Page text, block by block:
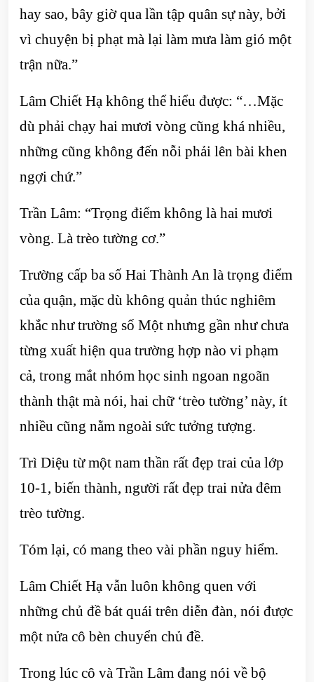
hay sao, bây giờ qua lần tập quân sự này, bởi
vì chuyện bị phạt mà lại làm mưa làm gió một
trận nữa.”
Lâm Chiết Hạ không thể hiểu được: “…Mặc
dù phải chạy hai mươi vòng cũng khá nhiều,
những cũng không đến nỗi phải lên bài khen
ngợi chứ.”
Trần Lâm: “Trọng điểm không là hai mươi
vòng. Là trèo tường cơ.”
Trường cấp ba số Hai Thành An là trọng điểm
của quận, mặc dù không quản thúc nghiêm
khắc như trường số Một nhưng gần như chưa
từng xuất hiện qua trường hợp nào vi phạm
cả, trong mắt nhóm học sinh ngoan ngoãn
thành thật mà nói, hai chữ ‘trèo tường’ này, ít
nhiều cũng nằm ngoài sức tưởng tượng.
Trì Diệu từ một nam thần rất đẹp trai của lớp
10-1, biến thành, người rất đẹp trai nửa đêm
trèo tường.
Tóm lại, có mang theo vài phần nguy hiểm.
Lâm Chiết Hạ vẫn luôn không quen với
những chủ đề bát quái trên diễn đàn, nói được
một nửa cô bèn chuyển chủ đề.
Trong lúc cô và Trần Lâm đang nói về bộ